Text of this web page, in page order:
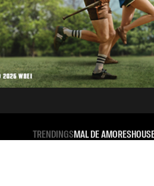
TRENDINGSMAL DE AMORES